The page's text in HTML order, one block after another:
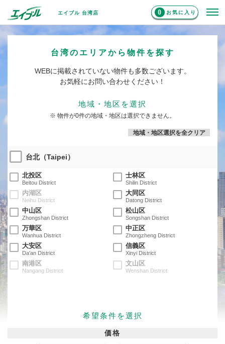
エイブル 台湾店 0 お気に入り
台湾のエリアから物件を探す
WEBに掲載されていない物件も多数ございます。
お気軽にお問い合わせください！
地域・地区を選択
※ 物件が0件の地域・地区は選択できません。
地域・地区選択を全クリア
台北（Taipei）
北投区
Beitou District
士林区
Shilin District
内湖区
Neihu District
大同区
Datong District
中山区
Zhongshan District
松山区
Songshan District
万華区
Wanhua District
中正区
Zhongzheng District
大安区
Da'an District
信義区
Xinyi District
南港区
Nangang District
文山区
Wenshan District
希望条件を選択
価格